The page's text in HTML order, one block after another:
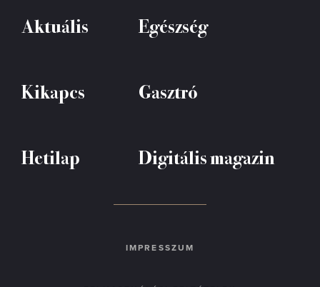
Aktuális Egészség
Kikapcs Gasztró
Hetilap Digitális magazin
IMPRESSZUM